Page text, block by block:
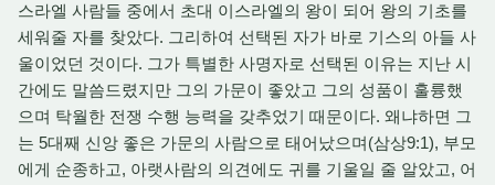
스라엘 사람들 중에서 초대 이스라엘의 왕이 되어 왕의 기초를
세워줄 자를 찾았다. 그리하여 선택된 자가 바로 기스의 아들 사
울이었던 것이다. 그가 특별한 사명자로 선택된 이유는 지난 시
간에도 말씀드렸지만 그의 가문이 좋았고 그의 성품이 훌륭했
으며 탁월한 전쟁 수행 능력을 갖추었기 때문이다. 왜냐하면 그
는 5대째 신앙 좋은 가문의 사람으로 태어났으며(삼상9:1), 부모
에게 순종하고, 아랫사람의 의견에도 귀를 기울일 줄 알았고, 어